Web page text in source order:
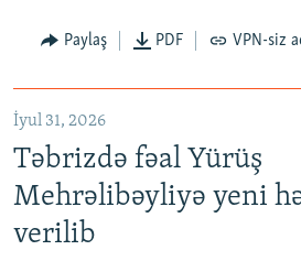
Paylaş PDF VPN-siz
İyul 31, 2026
Təbrizdə fəal Yürüş
Mehrəlibəyliyə yeni
verilib